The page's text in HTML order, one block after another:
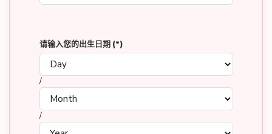
请输入您的出生日期 (*)
/
/